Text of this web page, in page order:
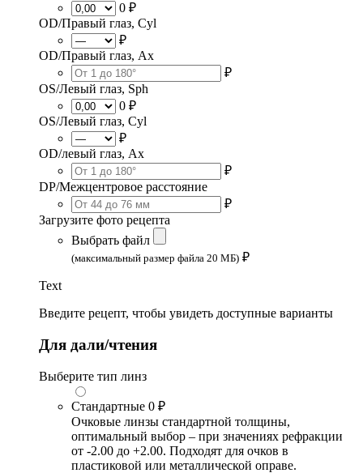
0 ₽
OD/Правый глаз, Cyl
₽
OD/Правый глаз, Ax
₽
OS/Левый глаз, Sph
0 ₽
OS/Левый глаз, Cyl
₽
OD/левый глаз, Ax
₽
DP/Межцентровое расстояние
₽
Загрузите фото рецепта
Выбрать файл
(максимальный размер файла 20 МБ) ₽
Text
Введите рецепт, чтобы увидеть доступные варианты
Для дали/чтения
Выберите тип линз
Стандартные 0 ₽
Очковые линзы стандартной толщины,
оптимальный выбор – при значениях рефракции
от -2.00 до +2.00. Подходят для очков в
пластиковой или металлической оправе.